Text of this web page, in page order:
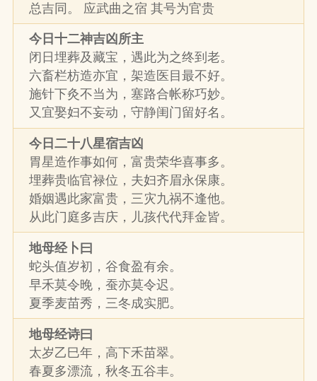
总吉同。 应武曲之宿 其号为官贵
今日十二神吉凶所主
闭日埋葬及藏宝，遇此为之终到老。
六畜栏枋造亦宜，架造医目最不好。
施针下灸不当为，塞路合帐称巧妙。
又宜娶妇不妄动，守静闺门留好名。
今日二十八星宿吉凶
胃星造作事如何，富贵荣华喜事多。
埋葬贵临官禄位，夫妇齐眉永保康。
婚姻遇此家富贵，三灾九祸不逢他。
从此门庭多吉庆，儿孩代代拜金皆。
地母经卜曰
蛇头值岁初，谷食盈有余。
早禾莫令晚，蚕亦莫令迟。
夏季麦苗秀，三冬成实肥。
地母经诗曰
太岁乙巳年，高下禾苗翠。
春夏多漂流，秋冬五谷丰。